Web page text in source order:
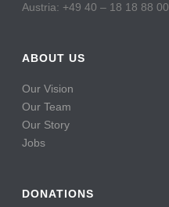
Austria: +49 40 – 18 18 88 00
ABOUT US
Our Vision
Our Team
Our Story
Jobs
DONATIONS